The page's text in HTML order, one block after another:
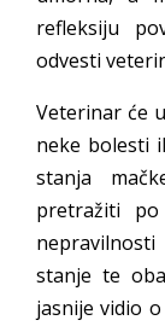
refleksiju
odvesti
Veterinar će
neke bolesti
stanja
pretražiti
stanje te
jasnije vidio